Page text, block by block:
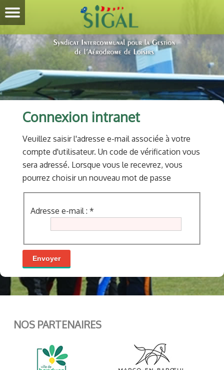
Connexion intranet
Veuillez saisir l'adresse e-mail associée à votre
compte d'utilisateur. Un code de vérification vous
sera adressé. Lorsque vous le recevrez, vous
pourrez choisir un nouveau mot de passe
Adresse e-mail : *
Envoyer
NOS PARTENAIRES